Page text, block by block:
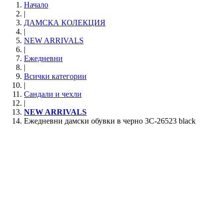
Начало
|
ДАМСКА КОЛЕКЦИЯ
|
NEW ARRIVALS
|
Ежедневни
|
Всички категории
|
Сандали и чехли
|
NEW ARRIVALS
Ежедневни дамски обувки в черно 3C-26523 black